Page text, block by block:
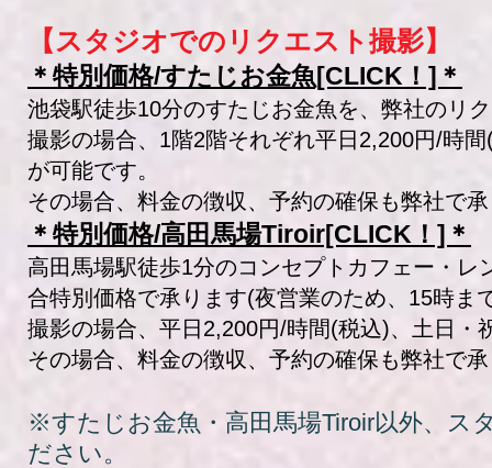
【スタジオでのリクエスト撮影】
＊特別価格/すたじお金魚[CLICK！]＊
池袋駅徒歩10分のすたじお金魚を、弊社のリ
撮影の場合、1階2階それぞれ平日2,200円/時
が可能です。
その場合、料金の徴収、予約の確保も弊社で
＊特別価格/高田馬場Tiroir[CLICK！]＊
高田馬場駅徒歩1分のコンセプトカフェー・レ
合特別価格で承ります(夜営業のため、15時ま
撮影の場合、平日2,200円/時間(税込)、土日
その場合、料金の徴収、予約の確保も弊社で
※すたじお金魚・高田馬場Tiroir以外、ス
ださい。